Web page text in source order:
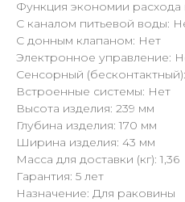
Функция экономии расхода
С каналом питьевой воды:
С донным клапаном: Нет
Электронное управление:
Сенсорный
Встроенные системы: Нет
Высота изделия: 239 мм
Глубина изделия: 170 мм
Ширина изделия: 43 мм
Масса для доставки (кг): 1,36
Гарантия: 5 лет
Назначение: Для раковины